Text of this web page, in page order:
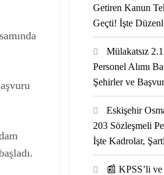
Getiren Kanun
Geçti! İşte
Mülakatsız
Personel Alımı
Şehirler ve
Eskişehir
203 Sözleşmeli
İşte Kadrolar,
📰 KPSS’li